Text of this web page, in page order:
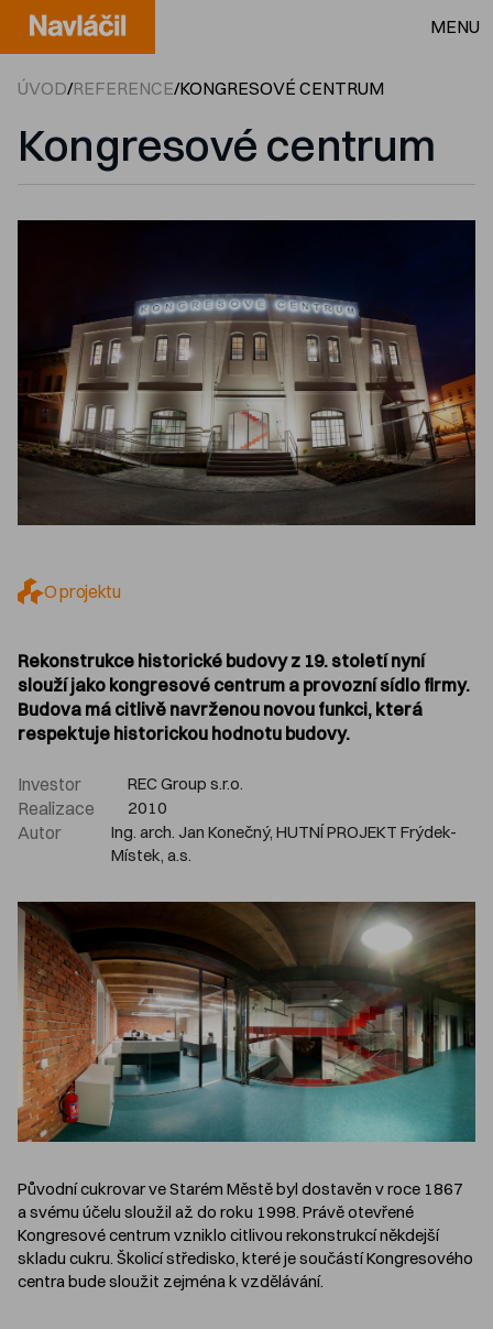
MENU
ÚVOD/REFERENCE/KONGRESOVÉ CENTRUM
Kongresové centrum
O projektu
Rekonstrukce historické budovy z 19. století nyní
slouží jako kongresové centrum a provozní sídlo firmy.
Budova má citlivě navrženou novou funkci, která
respektuje historickou hodnotu budovy.
Investor REC Group s.r.o.
Realizace 2010
Autor
Ing. arch. Jan Konečný, HUTNÍ PROJEKT Frýdek-
Místek, a.s.
Původní cukrovar ve Starém Městě byl dostavěn v roce 1867
a svému účelu sloužil až do roku 1998. Právě otevřené
Kongresové centrum vzniklo citlivou rekonstrukcí někdejší
skladu cukru. Školicí středisko, které je součástí Kongresového
centra bude sloužit zejména k vzdělávání.